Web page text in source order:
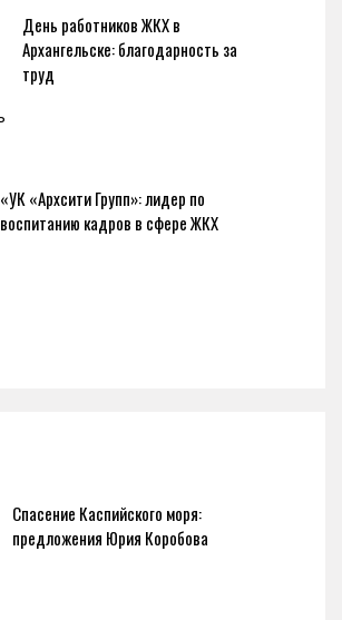
День работников ЖКХ в
Архангельске: благодарность за
труд
«УК «Архсити Групп»: лидер по
воспитанию кадров в сфере ЖКХ
Спасение Каспийского моря:
предложения Юрия Коробова